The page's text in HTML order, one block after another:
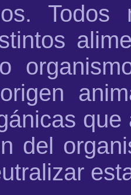
del